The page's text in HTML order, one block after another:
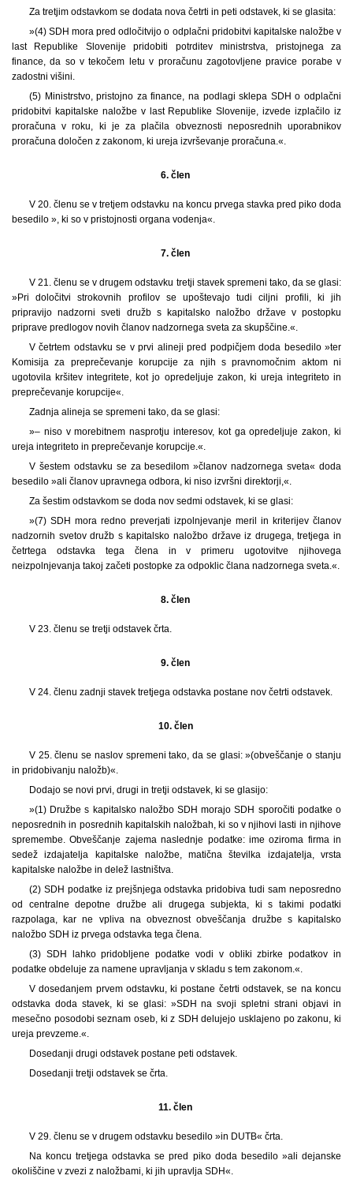
Za tretjim odstavkom se dodata nova četrti in peti odstavek, ki se glasita:
»(4) SDH mora pred odločitvijo o odplačni pridobitvi kapitalske naložbe v
last Republike Slovenije pridobiti potrditev ministrstva, pristojnega za
finance, da so v tekočem letu v proračunu zagotovljene pravice porabe v
zadostni višini.
(5) Ministrstvo, pristojno za finance, na podlagi sklepa SDH o odplačni
pridobitvi kapitalske naložbe v last Republike Slovenije, izvede izplačilo iz
proračuna v roku, ki je za plačila obveznosti neposrednih uporabnikov
proračuna določen z zakonom, ki ureja izvrševanje proračuna.«.
6. člen
V 20. členu se v tretjem odstavku na koncu prvega stavka pred piko doda
besedilo », ki so v pristojnosti organa vodenja«.
7. člen
V 21. členu se v drugem odstavku tretji stavek spremeni tako, da se glasi:
»Pri določitvi strokovnih profilov se upoštevajo tudi ciljni profili, ki jih
pripravijo nadzorni sveti družb s kapitalsko naložbo države v postopku
priprave predlogov novih članov nadzornega sveta za skupščine.«.
V četrtem odstavku se v prvi alineji pred podpičjem doda besedilo »ter
Komisija za preprečevanje korupcije za njih s pravnomočnim aktom ni
ugotovila kršitev integritete, kot jo opredeljuje zakon, ki ureja integriteto in
preprečevanje korupcije«.
Zadnja alineja se spremeni tako, da se glasi:
»– niso v morebitnem nasprotju interesov, kot ga opredeljuje zakon, ki
ureja integriteto in preprečevanje korupcije.«.
V šestem odstavku se za besedilom »članov nadzornega sveta« doda
besedilo »ali članov upravnega odbora, ki niso izvršni direktorji,«.
Za šestim odstavkom se doda nov sedmi odstavek, ki se glasi:
»(7) SDH mora redno preverjati izpolnjevanje meril in kriterijev članov
nadzornih svetov družb s kapitalsko naložbo države iz drugega, tretjega in
četrtega odstavka tega člena in v primeru ugotovitve njihovega
neizpolnjevanja takoj začeti postopke za odpoklic člana nadzornega sveta.«.
8. člen
V 23. členu se tretji odstavek črta.
9. člen
V 24. členu zadnji stavek tretjega odstavka postane nov četrti odstavek.
10. člen
V 25. členu se naslov spremeni tako, da se glasi: »(obveščanje o stanju
in pridobivanju naložb)«.
Dodajo se novi prvi, drugi in tretji odstavek, ki se glasijo:
»(1) Družbe s kapitalsko naložbo SDH morajo SDH sporočiti podatke o
neposrednih in posrednih kapitalskih naložbah, ki so v njihovi lasti in njihove
spremembe. Obveščanje zajema naslednje podatke: ime oziroma firma in
sedež izdajatelja kapitalske naložbe, matična številka izdajatelja, vrsta
kapitalske naložbe in delež lastništva.
(2) SDH podatke iz prejšnjega odstavka pridobiva tudi sam neposredno
od centralne depotne družbe ali drugega subjekta, ki s takimi podatki
razpolaga, kar ne vpliva na obveznost obveščanja družbe s kapitalsko
naložbo SDH iz prvega odstavka tega člena.
(3) SDH lahko pridobljene podatke vodi v obliki zbirke podatkov in
podatke obdeluje za namene upravljanja v skladu s tem zakonom.«.
V dosedanjem prvem odstavku, ki postane četrti odstavek, se na koncu
odstavka doda stavek, ki se glasi: »SDH na svoji spletni strani objavi in
mesečno posodobi seznam oseb, ki z SDH delujejo usklajeno po zakonu, ki
ureja prevzeme.«.
Dosedanji drugi odstavek postane peti odstavek.
Dosedanji tretji odstavek se črta.
11. člen
V 29. členu se v drugem odstavku besedilo »in DUTB« črta.
Na koncu tretjega odstavka se pred piko doda besedilo »ali dejanske
okoliščine v zvezi z naložbami, ki jih upravlja SDH«.